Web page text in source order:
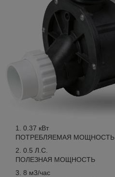
0.37 кВт
ПОТРЕБЛЯЕМАЯ МОЩНОСТЬ
0.5 Л.С.
ПОЛЕЗНАЯ МОЩНОСТЬ
8 м3/час